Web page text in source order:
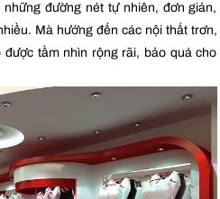
đường nét tự nhiên, đơn giản,
Mà hướng đến các nội thất trơn,
được tầm nhìn rộng rãi, bảo quá cho